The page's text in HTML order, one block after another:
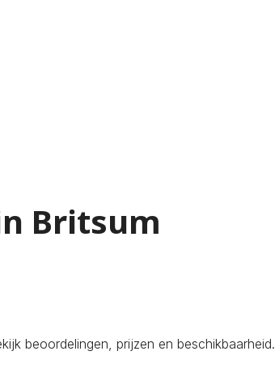
Britsum
beoordelingen, prijzen en beschikbaarheid.